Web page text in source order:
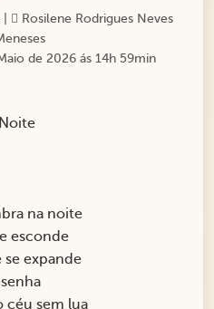
Rosilene Rodrigues Neves
de 2026 ás 14h 59min
na noite
esconde
se expande
céu sem lua